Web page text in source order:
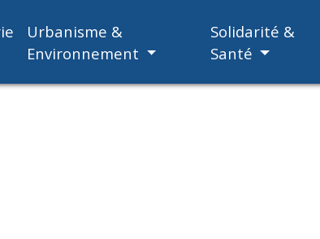
Urbanisme &
Environnement
Solidarité &
Santé